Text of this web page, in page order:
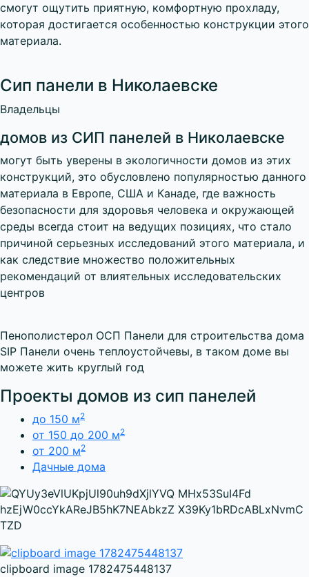
смогут ощутить приятную, комфортную прохладу,
которая достигается особенностью конструкции этого
материала.
Сип панели в Николаевске
Владельцы
домов из СИП панелей в Николаевске
могут быть уверены в экологичности домов из этих
конструкций, это обусловлено популярностью данного
материала в Европе, США и Канаде, где важность
безопасности для здоровья человека и окружающей
среды всегда стоит на ведущих позициях, что стало
причиной серьезных исследований этого материала, и
как следствие множество положительных
рекомендаций от влиятельных исследовательских
центров
Пенополистерол ОСП Панели для строительства дома
SIP Панели очень теплоустойчевы, в таком доме вы
можете жить круглый год
Проекты домов из сип панелей
до 150 м2
от 150 до 200 м2
от 200 м2
Дачные дома
clipboard image 1782475448137